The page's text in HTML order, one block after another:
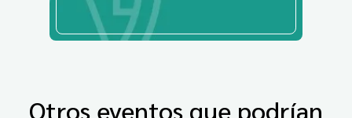
Otros eventos que podrían